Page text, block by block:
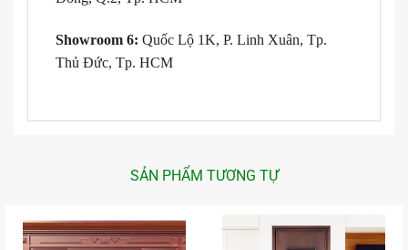
Showroom 6: Quốc Lộ 1K, P. Linh Xuân, Tp.
Thủ Đức, Tp. HCM
SẢN PHẨM TƯƠNG TỰ